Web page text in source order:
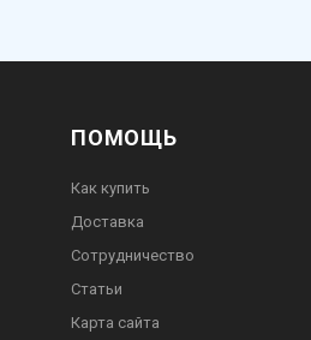
ПОМОЩЬ
Как купить
Доставка
Сотрудничество
Статьи
Карта сайта